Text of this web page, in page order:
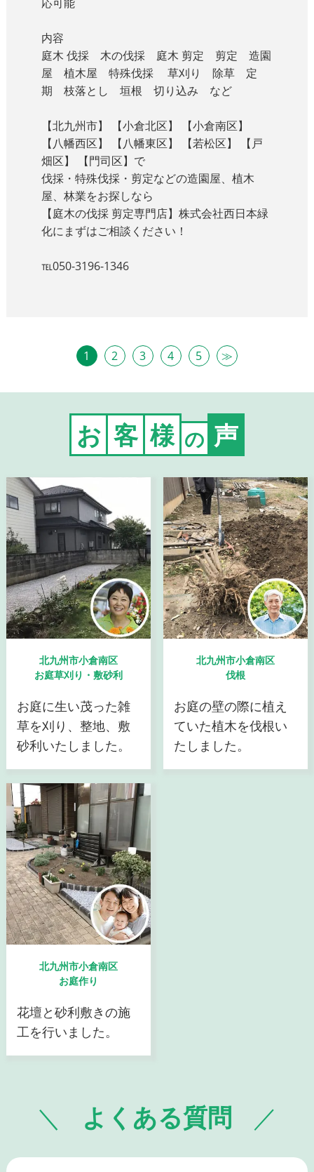
内容
庭木 伐採 木の伐採 庭木 剪定 剪定 造園
屋 植木屋 特殊伐採 草刈り 除草 定
期 枝落とし 垣根 切り込み など
【北九州市】 【小倉北区】 【小倉南区】
【八幡西区】 【八幡東区】 【若松区】 【戸
畑区】 【門司区】で
伐採・特殊伐採・剪定などの造園屋、植木
屋、林業をお探しなら
【庭木の伐採 剪定専門店】株式会社西日本緑
化にまずはご相談ください！
℡050-3196-1346
1 2 3 4 5 ≫
お 客 様 の 声
北九州市小倉南区
お庭草刈り・敷砂利
お庭に生い茂った雑
草を刈り、整地、敷
砂利いたしました。
北九州市小倉南区
伐根
お庭の壁の際に植え
ていた植木を伐根い
たしました。
北九州市小倉南区
お庭作り
花壇と砂利敷きの施
工を行いました。
よくある質問